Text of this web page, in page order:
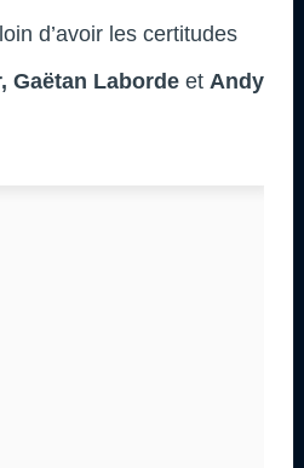
d’avoir les certitudes
Gaëtan Laborde et Andy